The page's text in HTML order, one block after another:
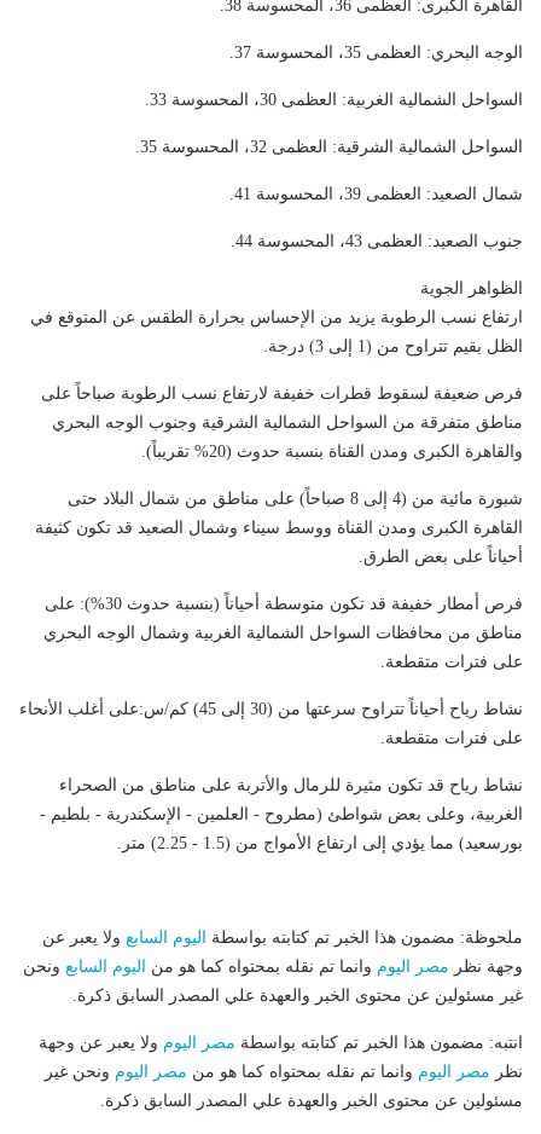
القاهرة الكبرى: العظمى 36، المحسوسة 38.
الوجه البحري: العظمى 35، المحسوسة 37.
السواحل الشمالية الغربية: العظمى 30، المحسوسة 33.
السواحل الشمالية الشرقية: العظمى 32، المحسوسة 35.
شمال الصعيد: العظمى 39، المحسوسة 41.
جنوب الصعيد: العظمى 43، المحسوسة 44.
الظواهر الجوية
​ارتفاع نسب الرطوبة يزيد من الإحساس بحرارة الطقس عن المتوقع في
الظل بقيم تتراوح من (1 إلى 3) درجة.
​فرص ضعيفة لسقوط قطرات خفيفة لارتفاع نسب الرطوبة صباحاً على
مناطق متفرقة من السواحل الشمالية الشرقية وجنوب الوجه البحري
والقاهرة الكبرى ومدن القناة بنسبة حدوث (20% تقريباً).
​شبورة مائية من (4 إلى 8 صباحاً) على مناطق من شمال البلاد حتى
القاهرة الكبرى ومدن القناة ووسط سيناء وشمال الصعيد قد تكون كثيفة
أحياناً على بعض الطرق.
​فرص أمطار خفيفة قد تكون متوسطة أحياناً (بنسبة حدوث 30%): على
مناطق من محافظات السواحل الشمالية الغربية وشمال الوجه البحري
على فترات متقطعة.
​نشاط رياح أحياناً تتراوح سرعتها من (30 إلى 45) كم/س:​على أغلب الأنحاء
على فترات متقطعة.
نشاط رياح ​قد تكون مثيرة للرمال والأتربة على مناطق من الصحراء
الغربية، و​على بعض شواطئ (مطروح - العلمين - الإسكندرية - بلطيم -
بورسعيد) مما يؤدي إلى ارتفاع الأمواج من (1.5 - 2.25) متر.
ملحوظة: مضمون هذا الخبر تم كتابته بواسطة اليوم السابع ولا يعبر عن
وجهة نظر مصر اليوم وانما تم نقله بمحتواه كما هو من اليوم السابع ونحن
غير مسئولين عن محتوى الخبر والعهدة علي المصدر السابق ذكرة.
انتبه: مضمون هذا الخبر تم كتابته بواسطة مصر اليوم ولا يعبر عن وجهة
نظر مصر اليوم وانما تم نقله بمحتواه كما هو من مصر اليوم ونحن غير
مسئولين عن محتوى الخبر والعهدة علي المصدر السابق ذكرة.